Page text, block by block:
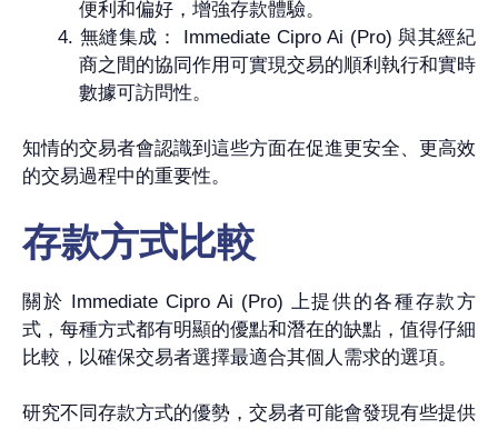
便利和偏好，增強存款體驗。
無縫集成： Immediate Cipro Ai (Pro) 與其經紀
商之間的協同作用可實現交易的順利執行和實時
數據可訪問性。
知情的交易者會認識到這些方面在促進更安全、更高效
的交易過程中的重要性。
存款方式比較
關於 Immediate Cipro Ai (Pro) 上提供的各種存款方
式，每種方式都有明顯的優點和潛在的缺點，值得仔細
比較，以確保交易者選擇最適合其個人需求的選項。
研究不同存款方式的優勢，交易者可能會發現有些提供